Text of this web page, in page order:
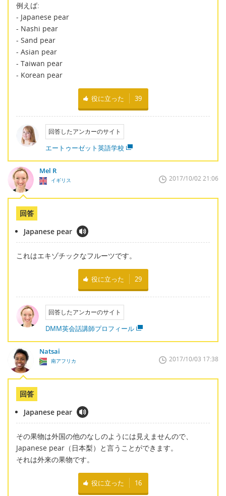
例えば:
- Japanese pear
- Nashi pear
- Sand pear
- Asian pear
- Taiwan pear
- Korean pear
役に立った 39
回答したアンカーのサイト
エートゥーゼット英語学校
Mel R
イギリス 2017/10/02 21:06
回答
Japanese pear
これはエキゾチックなフルーツです。
役に立った 29
回答したアンカーのサイト
DMM英会話講師プロフィール
Natsai
南アフリカ 2017/10/03 17:38
回答
Japanese pear
その果物は外国の他のなしのようには見えませんので、
Japanese pear（日本梨）と言うことができます。
それは外来の果物です。
役に立った 16